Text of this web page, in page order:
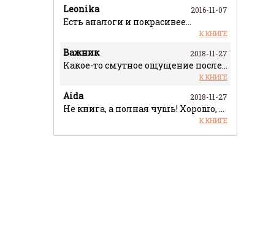
Leonika 2016-11-07
Есть аналоги и покрасивее...
К КНИГЕ
Важник 2018-11-27
Какое-то смутное ощущение после прочтени
К КНИГЕ
Aida 2018-11-27
Не книга, а полная чушь! Хорошо, что чит
К КНИГЕ